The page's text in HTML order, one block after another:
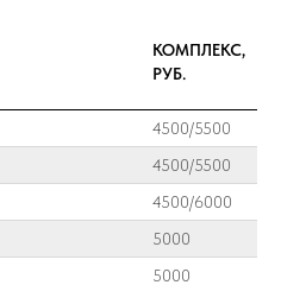
КОМПЛЕКС,
РУБ.
4500/5500
4500/5500
4500/6000
5000
5000